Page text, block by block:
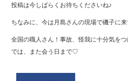
投稿は今しばらくお待ちくださいね♪
ちなみに、今は月島さんの現場で磯子に
全国の職人さん！事故、怪我に十分気をつ
では、また会う日まで♡